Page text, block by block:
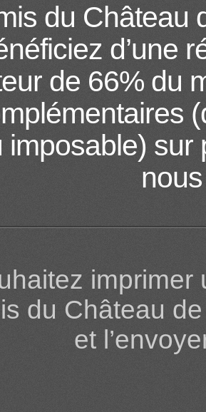
du Château
d’une
de 66% du
imposable) sur
du Château
et